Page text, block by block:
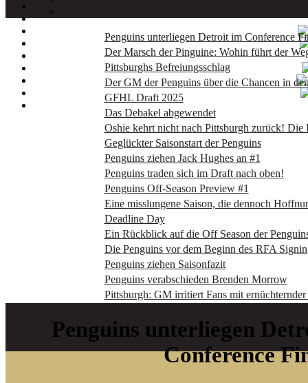
Penguins unterliegen Detroit im Conference
Der Marsch der Pinguine: Wohin führt der
Pittsburghs Befreiungsschlag
Der GM der Penguins über die Chancen in
GFHL Draft 2025
Das Debakel abgewendet
Oshie kehrt nicht nach Pittsburgh zurück! Die
Geglückter Saisonstart der Penguins
Penguins ziehen Jack Hughes an #1
Penguins traden sich im Draft nach oben!
Penguins Off-Season Preview #1
Eine misslungene Saison, die dennoch
Deadline Day
Ein Rückblick auf die Off Season der
Die Penguins vor dem Beginn des RFA
Penguins ziehen Saisonfazit
Penguins verabschieden Brenden Morrow
Pittsburgh: GM irritiert Fans mit
Penguins unterliegen
Conference